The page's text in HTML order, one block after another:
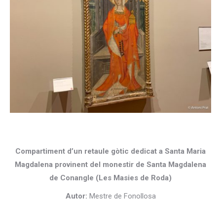
Compartiment d’un retaule gòtic dedicat a Santa Maria
Magdalena provinent del monestir de Santa Magdalena
de Conangle (Les Masies de Roda)
Autor: Mestre de Fonollosa